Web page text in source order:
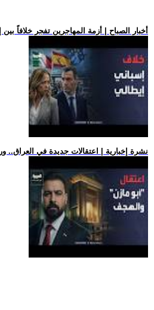
.. أخبار الصباح | أزمة المهاجرين تفجر خلافاً بين
.. نشرة إخبارية | اعتقالات جديدة في